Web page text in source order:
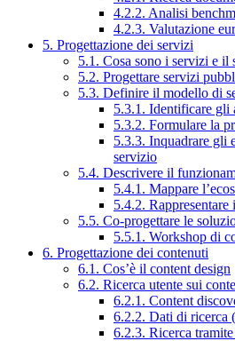
4.2.2. Analisi
4.2.3. Valutazione
5. Progettazione dei servizi
5.1. Cosa sono i servizi e il
5.2. Progettare servizi
5.3. Definire il modello di
5.3.1. Identificare gli
5.3.2. Formulare la
5.3.3. Inquadrare gli
servizio
5.4. Descrivere il
5.4.1. Mappare
5.4.2.
5.5. Co-progettare le
5.5.1. Workshop di
6. Progettazione dei contenuti
6.1. Cos’è il content design
6.2. Ricerca utente sui
6.2.1. Content
6.2.2. Dati di ricerca
6.2.3. Ricerca